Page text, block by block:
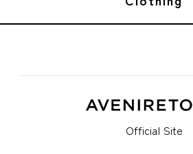
Official Site